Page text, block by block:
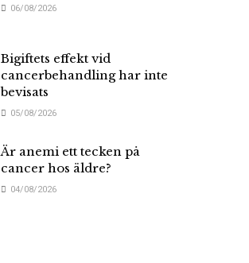
06/08/2026
Bigiftets effekt vid
cancerbehandling har inte
bevisats
05/08/2026
Är anemi ett tecken på
cancer hos äldre?
04/08/2026